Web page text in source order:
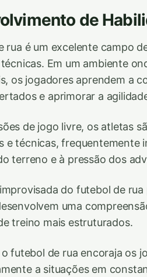
de
rua é um excelente campo
Em um ambiente
os jogadores aprendem a
e aprimorar a
de jogo livre, os atletas
e técnicas, frequentemente
terreno e à pressão dos
do futebol de
uma
treino mais estruturados.
futebol de rua encoraja os
a situações em